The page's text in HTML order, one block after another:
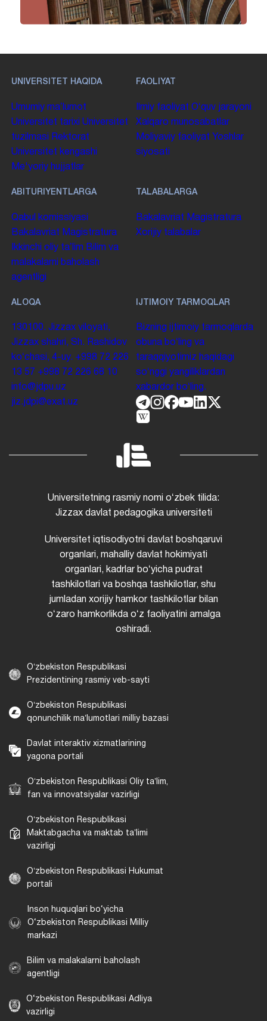
UNIVERSITET HAQIDA
Umumiy maʼlumot
Universitet tarixi Universitet
tuzilmasi Rektorat
Universitet kengashi
Me'yoriy hujjatlar
FAOLIYAT
Ilmiy faoliyat Oʻquv jarayoni
Xalqaro munosabatlar
Moliyaviy faoliyat Yoshlar
siyosati
ABITURIYENTLARGA
Qabul komissiyasi
Bakalavriat Magistratura
Ikkinchi oliy taʼlim Bilim va
malakalarni baholash
agentligi
TALABALARGA
Bakalavriat Magistratura
Xorijiy talabalar
ALOQA
130100. Jizzax viloyati,
Jizzax shahri, Sh. Rashidov
koʻchasi, 4-uy. +998 72 226
13 57 +998 72 226 68 10
info@jdpu.uz
jiz.jdpi@exat.uz
IJTIMOIY TARMOQLAR
Bizning ijtimoiy tarmoqlarda
obuna boʻling va
taraqqiyotimiz haqidagi
soʻnggi yangiliklardan
xabardor boʻling.
Universitetning rasmiy nomi oʻzbek tilida:
Jizzax davlat pedagogika universiteti
Universitet iqtisodiyotni davlat boshqaruvi
organlari, mahalliy davlat hokimiyati
organlari, kadrlar boʻyicha pudrat
tashkilotlari va boshqa tashkilotlar, shu
jumladan xorijiy hamkor tashkilotlar bilan
oʻzaro hamkorlikda oʻz faoliyatini amalga
oshiradi.
Oʻzbekiston Respublikasi
Prezidentining rasmiy veb-sayti
Oʻzbekiston Respublikasi
qonunchilik maʼlumotlari milliy bazasi
Davlat interaktiv xizmatlarining
yagona portali
Oʻzbekiston Respublikasi Oliy taʼlim,
fan va innovatsiyalar vazirligi
Oʻzbekiston Respublikasi
Maktabgacha va maktab taʼlimi
vazirligi
Oʻzbekiston Respublikasi Hukumat
portali
Inson huquqlari bo‘yicha
O‘zbekiston Respublikasi Milliy
markazi
Bilim va malakalarni baholash
agentligi
O‘zbekiston Respublikasi Adliya
vazirligi